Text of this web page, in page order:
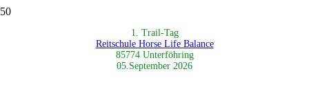
1. Trail-Tag
Reitschule Horse Life Balance
85774 Unterföhring
05.September 2026